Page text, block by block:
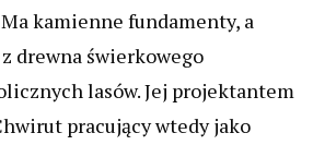
Ma kamienne fundamenty, a
drewna świerkowego
lasów. Jej projektantem
pracujący wtedy jako